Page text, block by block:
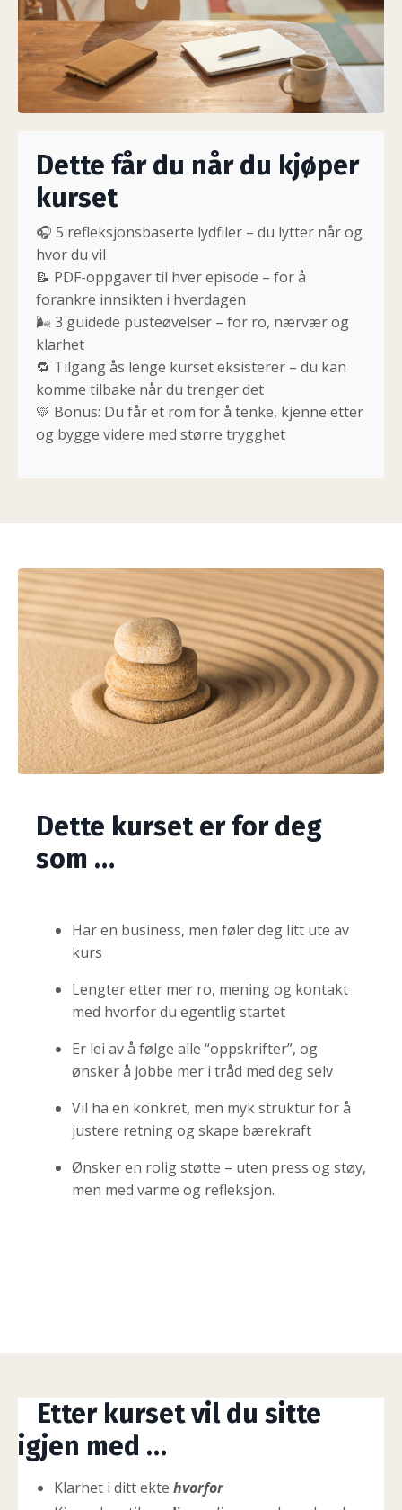
Dette får du når du kjøper
kurset
🎧 5 refleksjonsbaserte lydfiler – du lytter når og
hvor du vil
📝 PDF-oppgaver til hver episode – for å
forankre innsikten i hverdagen
🌬️ 3 guidede pusteøvelser – for ro, nærvær og
klarhet
🔁 Tilgang ås lenge kurset eksisterer – du kan
komme tilbake når du trenger det
💛 Bonus: Du får et rom for å tenke, kjenne etter
og bygge videre med større trygghet
Dette kurset er for deg
som …
Har en business, men føler deg litt ute av
kurs
Lengter etter mer ro, mening og kontakt
med hvorfor du egentlig startet
Er lei av å følge alle “oppskrifter”, og
ønsker å jobbe mer i tråd med deg selv
Vil ha en konkret, men myk struktur for å
justere retning og skape bærekraft
Ønsker en rolig støtte – uten press og støy,
men med varme og refleksjon.
Etter kurset vil du sitte
igjen med …
Klarhet i ditt ekte hvorfor